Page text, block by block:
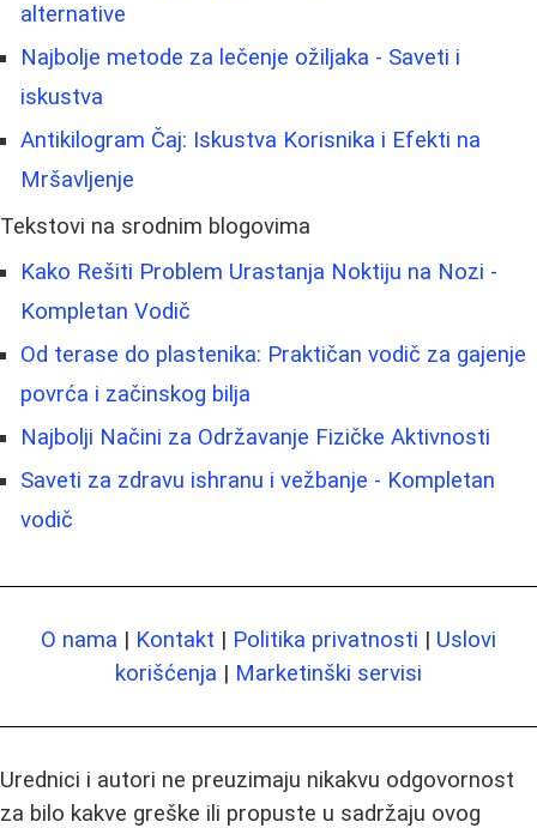
alternative
Najbolje metode za lečenje ožiljaka - Saveti i
iskustva
Antikilogram Čaj: Iskustva Korisnika i Efekti na
Mršavljenje
Tekstovi na srodnim blogovima
Kako Rešiti Problem Urastanja Noktiju na Nozi -
Kompletan Vodič
Od terase do plastenika: Praktičan vodič za gajenje
povrća i začinskog bilja
Najbolji Načini za Održavanje Fizičke Aktivnosti
Saveti za zdravu ishranu i vežbanje - Kompletan
vodič
O nama | Kontakt | Politika privatnosti | Uslovi
korišćenja | Marketinški servisi
Urednici i autori ne preuzimaju nikakvu odgovornost
za bilo kakve greške ili propuste u sadržaju ovog